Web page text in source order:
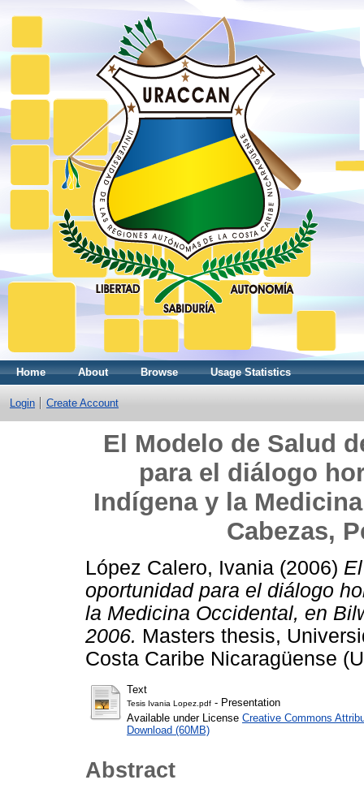
Home About Browse Usage Statistics
Login Create Account
El Modelo de Salud
para el diálogo
Indígena y la
Cabezas,
López Calero, Ivania (2006)
oportunidad para el diálogo
la Medicina Occidental, en
2006. Masters thesis,
Costa Caribe Nicaragüense
Text
Tesis Ivania Lopez.pdf - Presentation
Available under License Creative Commons
Download (60MB)
Abstract